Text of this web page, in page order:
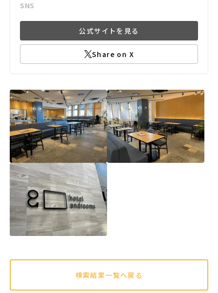
SNS
公式サイトを見る
Share on X
検索結果一覧へ戻る